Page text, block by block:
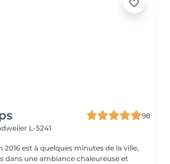
98
L-5241
est à quelques minutes de la ville,
dans une ambiance chaleureuse et